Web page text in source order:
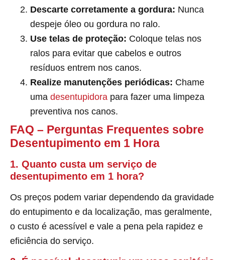
Descarte corretamente a gordura: Nunca
despeje óleo ou gordura no ralo.
Use telas de proteção: Coloque telas nos
ralos para evitar que cabelos e outros
resíduos entrem nos canos.
Realize manutenções periódicas: Chame
uma desentupidora para fazer uma limpeza
preventiva nos canos.
FAQ – Perguntas Frequentes sobre
Desentupimento em 1 Hora
1. Quanto custa um serviço de
desentupimento em 1 hora?
Os preços podem variar dependendo da gravidade
do entupimento e da localização, mas geralmente,
o custo é acessível e vale a pena pela rapidez e
eficiência do serviço.